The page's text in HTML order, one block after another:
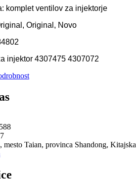
komplet ventilov za injektorje
Original, Novo
injektor 4307475 4307072
Taian, provinca Shandong, Kitajska